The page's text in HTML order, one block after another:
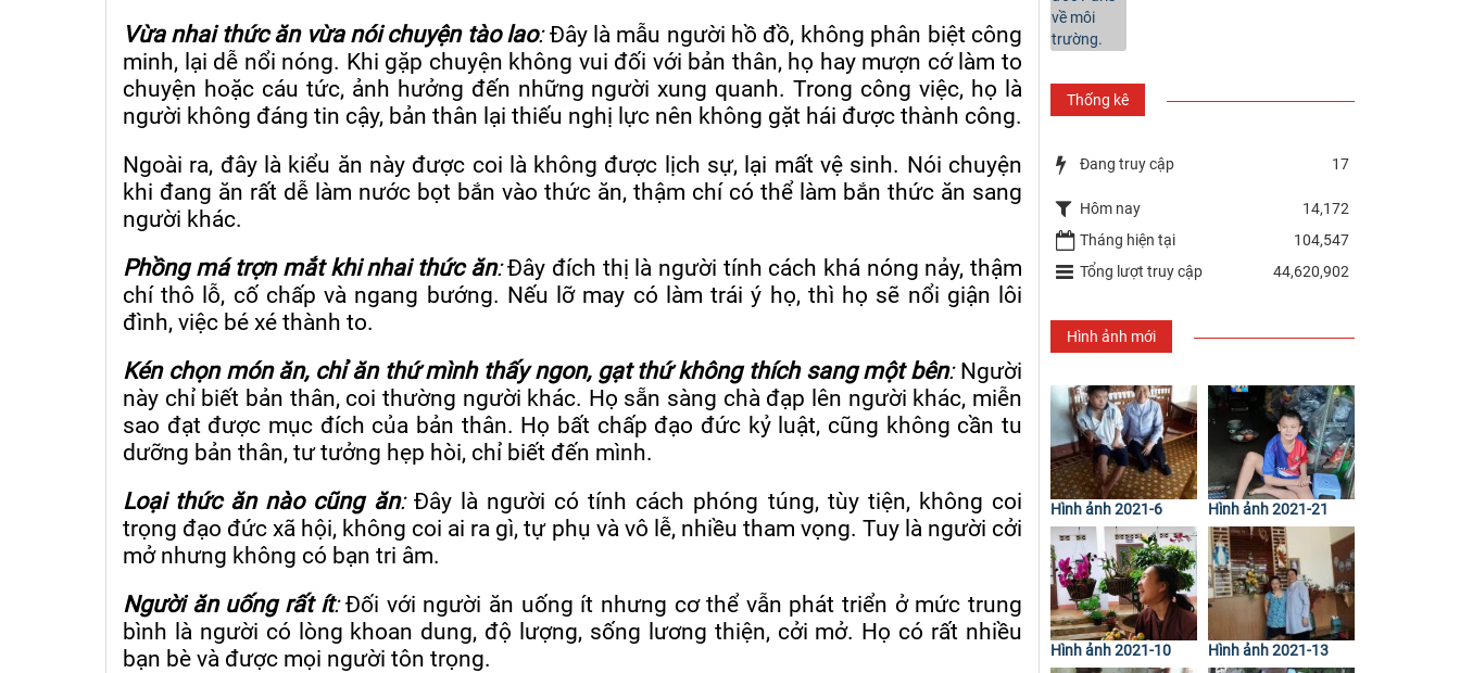
Vừa nhai thức ăn vừa nói chuyện tào lao: Đây là mẫu người hồ đồ, không phân biệt công
minh, lại dễ nổi nóng. Khi gặp chuyện không vui đối với bản thân, họ hay mượn cớ làm to
chuyện hoặc cáu tức, ảnh hưởng đến những người xung quanh. Trong công việc, họ là
người không đáng tin cậy, bản thân lại thiếu nghị lực nên không gặt hái được thành công.
Ngoài ra, đây là kiểu ăn này được coi là không được lịch sự, lại mất vệ sinh. Nói chuyện
khi đang ăn rất dễ làm nước bọt bắn vào thức ăn, thậm chí có thể làm bắn thức ăn sang
người khác.
Phồng má trợn mắt khi nhai thức ăn: Đây đích thị là người tính cách khá nóng nảy, thậm
chí thô lỗ, cố chấp và ngang bướng. Nếu lỡ may có làm trái ý họ, thì họ sẽ nổi giận lôi
đình, việc bé xé thành to.
Kén chọn món ăn, chỉ ăn thứ mình thấy ngon, gạt thứ không thích sang một bên:Người
này chỉ biết bản thân, coi thường người khác. Họ sẵn sàng chà đạp lên người khác, miễn
sao đạt được mục đích của bản thân. Họ bất chấp đạo đức kỷ luật, cũng không cần tu
dưỡng bản thân, tư tưởng hẹp hòi, chỉ biết đến mình.
Loại thức ăn nào cũng ăn:Đây là người có tính cách phóng túng, tùy tiện, không coi
trọng đạo đức xã hội, không coi ai ra gì, tự phụ và vô lễ, nhiều tham vọng. Tuy là người cởi
mở nhưng không có bạn tri âm.
Người ăn uống rất ít:Đối với người ăn uống ít nhưng cơ thể vẫn phát triển ở mức trung
bình là người có lòng khoan dung, độ lượng, sống lương thiện, cởi mở. Họ có rất nhiều
bạn bè và được mọi người tôn trọng.
Thống kê
Đang truy cập 17
Hôm nay
14,172
Tháng hiện tại
104,547
Tổng lượt truy cập
44,620,902
Hình ảnh mới
Hình ảnh 2021-6 Hình ảnh 2021-21
Hình ảnh 2021-10 Hình ảnh 2021-13